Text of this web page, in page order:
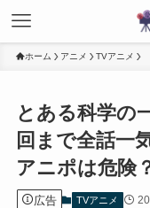
ホーム アニメ TVアニメ
とある科学の
回まで全話一
アニポは危険
広告 TVアニメ